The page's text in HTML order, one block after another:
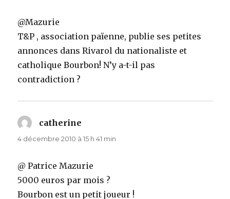
@Mazurie
T&P , association païenne, publie ses petites
annonces dans Rivarol du nationaliste et
catholique Bourbon! N’y a-t-il pas
contradiction ?
catherine
4 décembre 2010 à 15 h 41 min
@ Patrice Mazurie
5000 euros par mois ?
Bourbon est un petit joueur !